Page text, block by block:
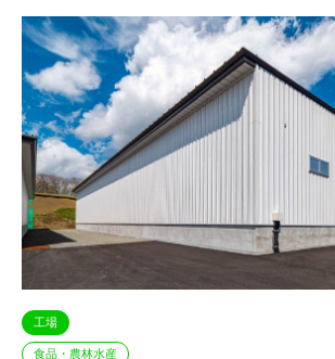
工場
食品・農林水産